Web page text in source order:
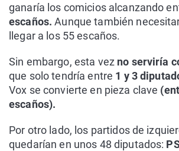
ganaría los comicios alcanzando
escaños.Aunque también
llegar a los 55 escaños.
Sin embargo, esta vez no serviría
que solo tendría entre 1 y 3
Vox se convierte en pieza clave
escaños).
Por otro lado, los partidos de
quedarían en unos 48 diputados: